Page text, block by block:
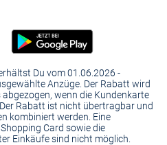
Du vom 01.06.2026 -
Anzüge. Der Rabatt wird
wenn die Kundenkarte
Rabatt ist nicht übertragbar und
kombiniert werden. Eine
Card sowie die
Einkäufe sind nicht möglich.